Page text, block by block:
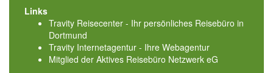
Links
Travity Reisecenter - Ihr persönliches Reisebüro in
Dortmund
Travity Internetagentur - Ihre Webagentur
Mitglied der Aktives Reisebüro Netzwerk eG